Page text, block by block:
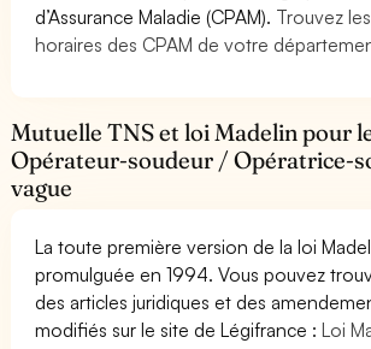
d’Assurance Maladie (CPAM). Trouvez
horaires des CPAM de votre
Mutuelle TNS et loi Madelin pour
Opérateur-soudeur / Opératrice-
vague
La toute première version de la loi
promulguée en 1994. Vous pouvez
des articles juridiques et des
modifiés sur le site de Légifrance :Loi